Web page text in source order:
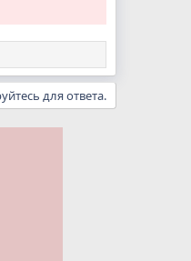
для ответа.